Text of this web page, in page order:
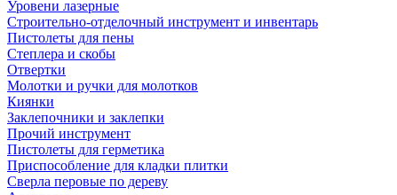
Уровени лазерные
Строительно-отделочный инструмент и инвентарь
Пистолеты для пены
Степлера и скобы
Отвертки
Молотки и ручки для молотков
Киянки
Заклепочники и заклепки
Прочий инструмент
Пистолеты для герметика
Приспособление для кладки плитки
Сверла перовые по дереву